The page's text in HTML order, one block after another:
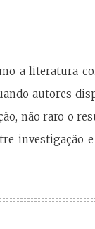
a literatura
autores
não raro o
investigação